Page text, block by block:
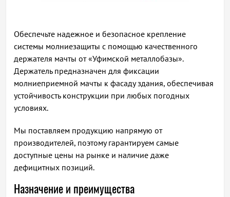
Обеспечьте надежное и безопасное крепление
системы молниезащиты с помощью качественного
держателя мачты от «Уфимской металлобазы».
Держатель предназначен для фиксации
молниеприемной мачты к фасаду здания, обеспечивая
устойчивость конструкции при любых погодных
условиях.
Мы поставляем продукцию напрямую от
производителей, поэтому гарантируем самые
доступные цены на рынке и наличие даже
дефицитных позиций.
Назначение и преимущества